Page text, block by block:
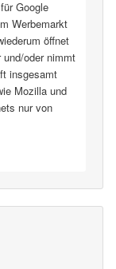
Google
Werbemarkt
öffnet
und/oder nimmt
insgesamt
Mozilla und
nur von